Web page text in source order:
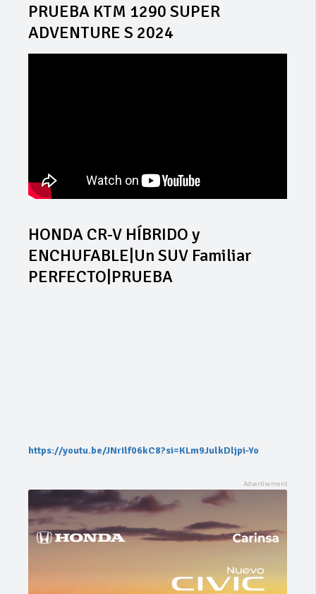
PRUEBA KTM 1290 SUPER
ADVENTURE S 2024
HONDA CR-V HÍBRIDO y
ENCHUFABLE|Un SUV Familiar
PERFECTO|PRUEBA
https://youtu.be/JNrIlf06kC8?si=KLm9JulkDljpi-Yo